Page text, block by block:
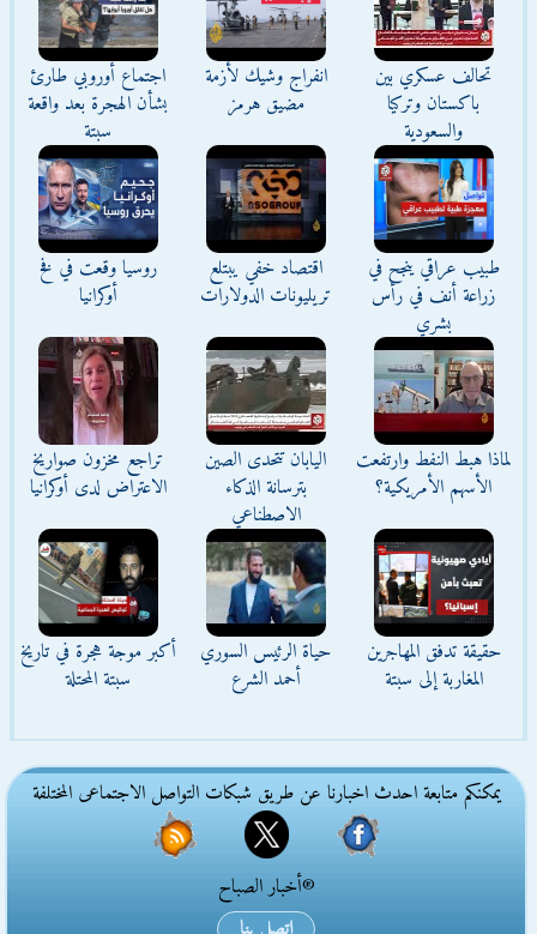
تحالف عسكري بين
باكستان وتركيا
والسعودية
انفراج وشيك لأزمة
مضيق هرمز
اجتماع أوروبي طارئ
بشأن الهجرة بعد واقعة
سبتة
طبيب عراقي ينجح في
زراعة أنف في رأس
بشري
اقتصاد خفي يبتلع
تريليونات الدولارات
روسيا وقعت في فخ
أوكرانيا
لماذا هبط النفط وارتفعت
الأسهم الأمريكية؟
اليابان تتحدى الصين
بترسانة الذكاء
الاصطناعي
تراجع مخزون صواريخ
الاعتراض لدى أوكرانيا
حقيقة تدفق المهاجرين
المغاربة إلى سبتة
حياة الرئيس السوري
أحمد الشرع
أكبر موجة هجرة في تاريخ
سبتة المحتلة
يمكنكم متابعة احدث اخبارنا عن طريق شبكات التواصل الاجتماعى المختلفة
®أخبار الصباح